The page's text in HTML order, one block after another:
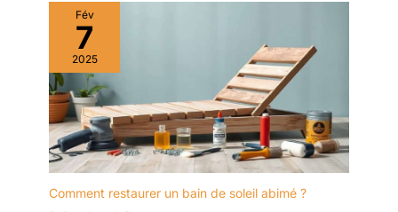
Fév
7
2025
Comment restaurer un bain de soleil abimé ?